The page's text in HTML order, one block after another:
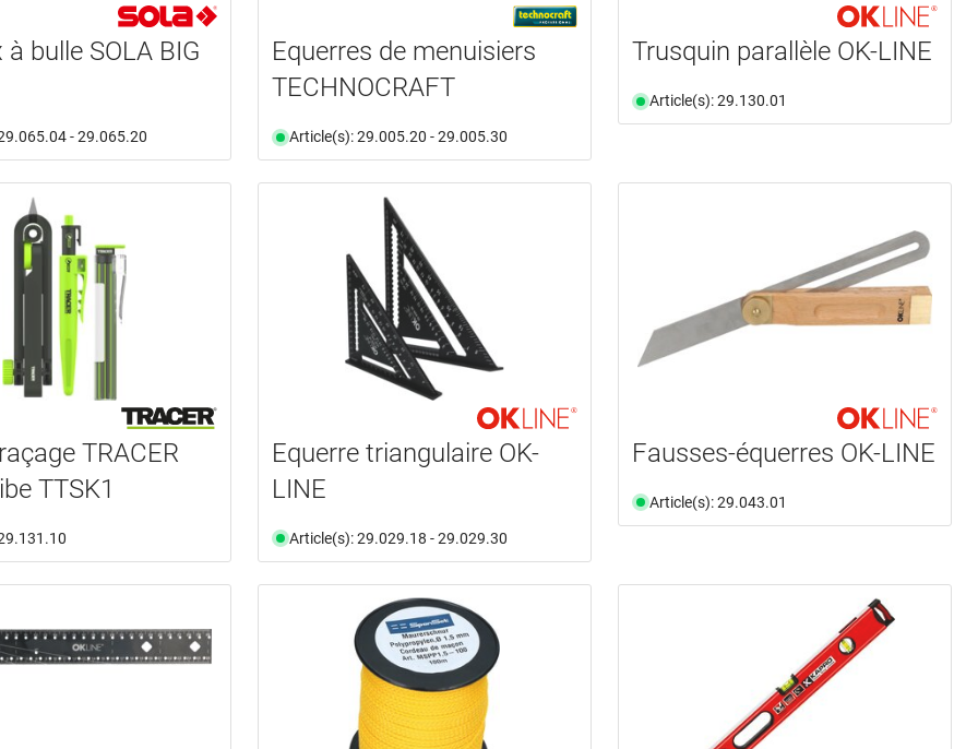
à bulle SOLA BIG
- 29.065.20
Equerres de menuisiers
TECHNOCRAFT
Article(s): 29.005.20 - 29.005.30
Trusquin parallèle OK-LINE
Article(s): 29.130.01
TRACER
TTSK1
Equerre triangulaire OK-
LINE
Article(s): 29.029.18 - 29.029.30
Fausses-équerres OK-LINE
Article(s): 29.043.01